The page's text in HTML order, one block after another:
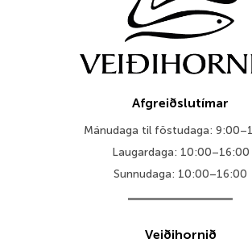
Afgreiðslutímar
Mánudaga til föstudaga:
Laugardaga: 10:00–16:00
Sunnudaga: 10:00–16:00
Veiðihornið